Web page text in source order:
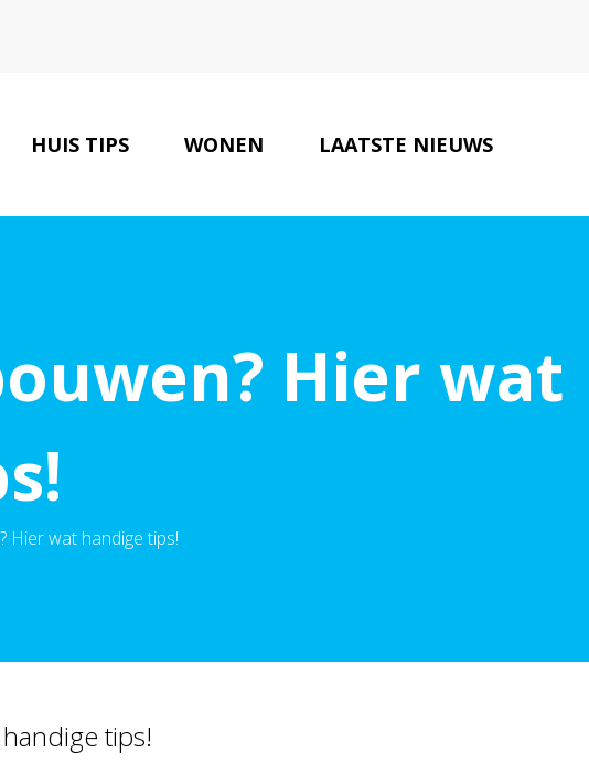
HUIS TIPS WONEN LAATSTE NIEUWS
Hier wat
Hier wat handige tips!
tips!